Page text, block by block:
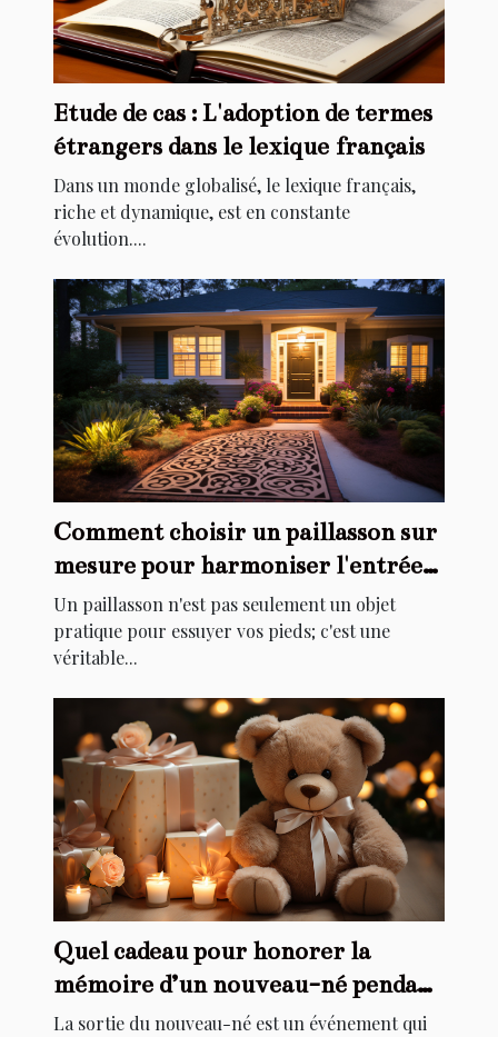
Etude de cas : L'adoption de termes
étrangers dans le lexique français
Dans un monde globalisé, le lexique français,
riche et dynamique, est en constante
évolution....
Comment choisir un paillasson sur
mesure pour harmoniser l'entrée
de votre maison
Un paillasson n'est pas seulement un objet
pratique pour essuyer vos pieds; c'est une
véritable...
Quel cadeau pour honorer la
mémoire d’un nouveau-né pendant
son baptême ?
La sortie du nouveau-né est un événement qui